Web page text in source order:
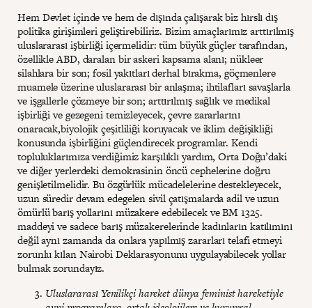
Hem Devlet içinde ve hem de dışında çalışarak biz hırslı dış
politika girişimleri geliştirebiliriz. Bizim amaçlarımız arttırılmış
uluslararası işbirliği içermelidir: tüm büyük güçler tarafından,
özellikle ABD, daralan bir askeri kapsama alanı; nükleer
silahlara bir son; fosil yakıtları derhal bırakma, göçmenlere
muamele üzerine uluslararası bir anlaşma; ihtilafları savaşlarla
ve işgallerle çözmeye bir son; arttırılmış sağlık ve medikal
işbirliği ve gezegeni temizleyecek, çevre zararlarını
onaracak,biyolojik çeşitliliği koruyacak ve iklim değişikliği
konusunda işbirliğini güçlendirecek programlar. Kendi
topluluklarımıza verdiğimiz karşılıklı yardım, Orta Doğu’daki
ve diğer yerlerdeki demokrasinin öncü cephelerine doğru
genişletilmelidir. Bu özgürlük mücadelelerine destekleyecek,
uzun süredir devam edegelen sivil çatışmalarda adil ve uzun
ömürlü barış yollarını müzakere edebilecek ve BM 1325.
maddeyi ve sadece barış müzakerelerinde kadınların katılımını
değil aynı zamanda da onlara yapılmış zararları telafi etmeyi
zorunlu kılan Nairobi Deklarasyonunu uygulayabilecek yollar
bulmak zorundayız.
Uluslararası Yenilikçi hareket dünya feminist hareketiyle